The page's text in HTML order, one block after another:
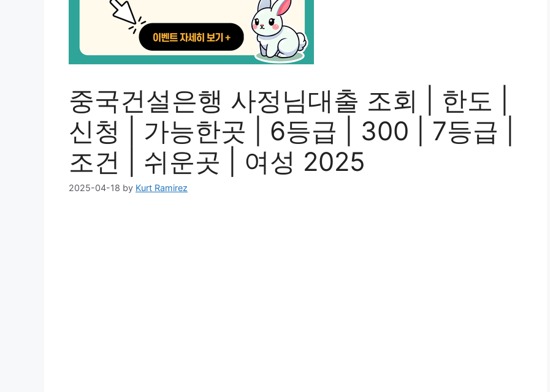
중국건설은행 사정님대출 조회 | 한도 |
신청 | 가능한곳 | 6등급 | 300 | 7등급 |
조건 | 쉬운곳 | 여성 2025
2025-04-18 by Kurt Ramirez